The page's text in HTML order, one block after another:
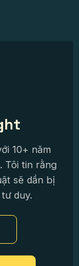
10+ năm
Tôi tin rằng
sẽ dần bị
duy.